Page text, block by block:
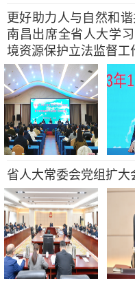
更好助力人与自然和
南昌出席全省人大学
境资源保护立法监督工
省人大常委会党组扩大